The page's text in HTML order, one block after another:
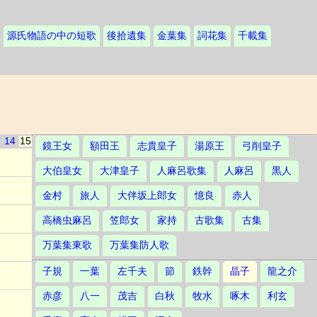
源氏物語の中の短歌 後拾遺集 金葉集 詞花集 千載集
14 15 鏡王女 額田王 志貴皇子 湯原王 弓削皇子
大伯皇女 大津皇子 人麻呂歌集 人麻呂 黒人
金村 旅人 大伴坂上郎女 憶良 赤人
高橋虫麻呂 笠郎女 家持 古歌集 古集
万葉集東歌 万葉集防人歌
子規 一葉 左千夫 節 鉄幹 晶子 龍之介
赤彦 八一 茂吉 白秋 牧水 啄木 利玄